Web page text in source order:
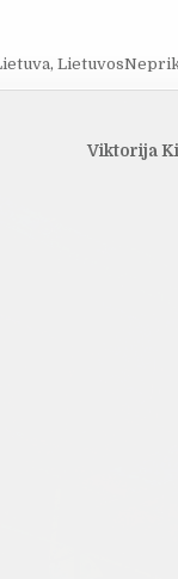
,
Viktorija